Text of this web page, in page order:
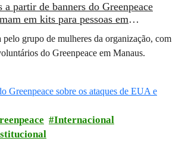
a partir de banners do Greenpeace
em kits para pessoas em
grupo de mulheres da organização, com
do Greenpeace em Manaus.
Internacional